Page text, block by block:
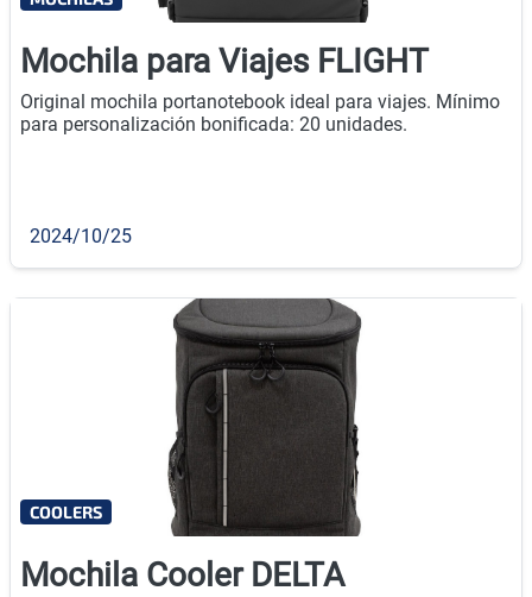
Mochila para Viajes FLIGHT
Original mochila portanotebook ideal para viajes. Mínimo
para personalización bonificada: 20 unidades.
2024/10/25
Mochila Cooler DELTA
COOLERS